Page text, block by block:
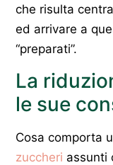
che risulta
ed arrivare a
“preparati”.
La
le sue
Cosa comporta
zuccheri assunti